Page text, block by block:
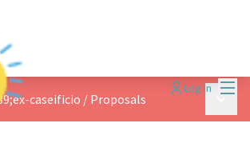
Log in
caseificio / Proposals Main